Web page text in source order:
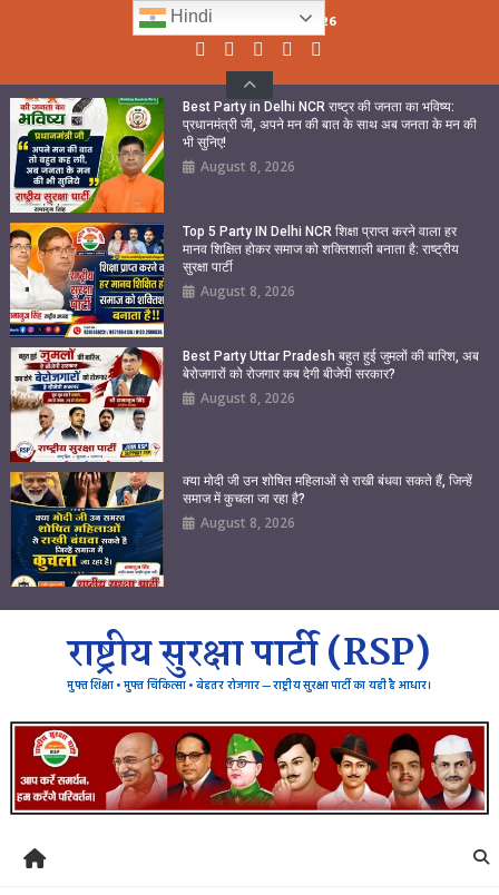
Sunday, August 09, 2026
Best Party in Delhi NCR राष्ट्र की जनता का भविष्य:
प्रधानमंत्री जी, अपने मन की बात के साथ अब जनता के मन की
भी सुनिए!
August 8, 2026
Top 5 Party IN Delhi NCR शिक्षा प्राप्त करने वाला हर
मानव शिक्षित होकर समाज को शक्तिशाली बनाता है: राष्ट्रीय
सुरक्षा पार्टी
August 8, 2026
Best Party Uttar Pradesh बहुत हुई जुमलों की बारिश, अब
बेरोजगारों को रोजगार कब देगी बीजेपी सरकार?
August 8, 2026
क्या मोदी जी उन शोषित महिलाओं से राखी बंधवा सकते हैं, जिन्हें
समाज में कुचला जा रहा है?
August 8, 2026
राष्ट्रीय सुरक्षा पार्टी (RSP)
मुफ्त शिक्षा • मुफ्त चिकित्सा • बेहतर रोजगार — राष्ट्रीय सुरक्षा पार्टी का यही है आधार।
Hindi